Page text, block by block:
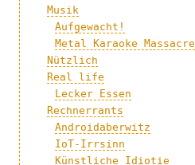
Musik
Aufgewacht!
Metal Karaoke Massacre
Nützlich
Real life
Lecker Essen
Rechnerrants
Androidaberwitz
IoT-Irrsinn
Künstliche Idiotie